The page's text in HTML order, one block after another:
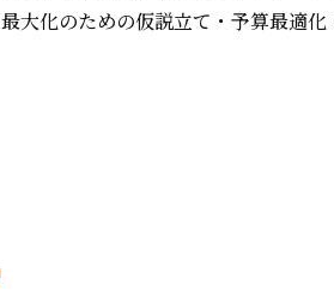
大化のための仮説立て・予算最適化